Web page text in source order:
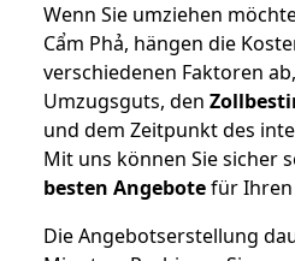
Wenn Sie umziehen
Cẩm Phả, hängen die
verschiedenen Faktoren
Umzugsguts, den
und dem Zeitpunkt des
Mit uns können Sie sicher
besten Angebotefür Ihren
Die Angebotserstellung